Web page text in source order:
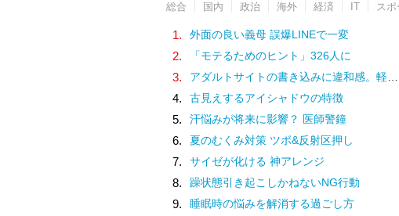
総合 国内 政治 海外 経済 IT ス
1. 外面の良い義母 誤爆LINEで一変
2. 「モテるためのヒント」326人に
3. アダルトサイトの書き込みに違和感。軽い気持ちでコメントしてみると…／近畿地方のある場所について（1）
4. 古見えするアイシャドウの特徴
5. 汗悩みが将来に影響？ 医師警鐘
6. 夏のむくみ対策 ツボ&反射区押し
7. サイゼが化ける 神アレンジ
8. 躁状態引き起こしかねないNG行動
9. 睡眠時の悩みを解消する過ごし方